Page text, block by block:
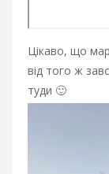
Цікаво, що
від того ж
туди 🙂